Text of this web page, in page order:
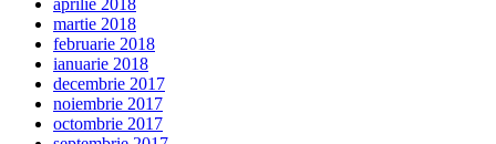
aprilie 2018
martie 2018
februarie 2018
ianuarie 2018
decembrie 2017
noiembrie 2017
octombrie 2017